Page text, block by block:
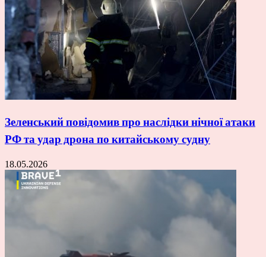
Зеленський повідомив про наслідки нічної атаки
РФ та удар дрона по китайському судну
18.05.2026